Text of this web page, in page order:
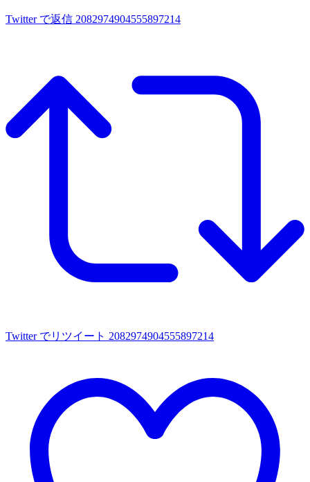
Twitter で返信 2082974904555897214
Twitter でリツイート 2082974904555897214